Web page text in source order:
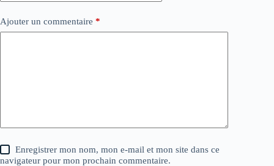
Ajouter un commentaire *
Enregistrer mon nom, mon e-mail et mon site dans ce
navigateur pour mon prochain commentaire.